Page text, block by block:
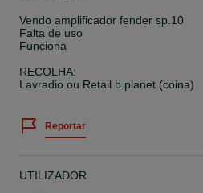
Vendo amplificador fender sp.10
Falta de uso
Funciona
RECOLHA:
Lavradio ou Retail b planet (coina)
Reportar
UTILIZADOR